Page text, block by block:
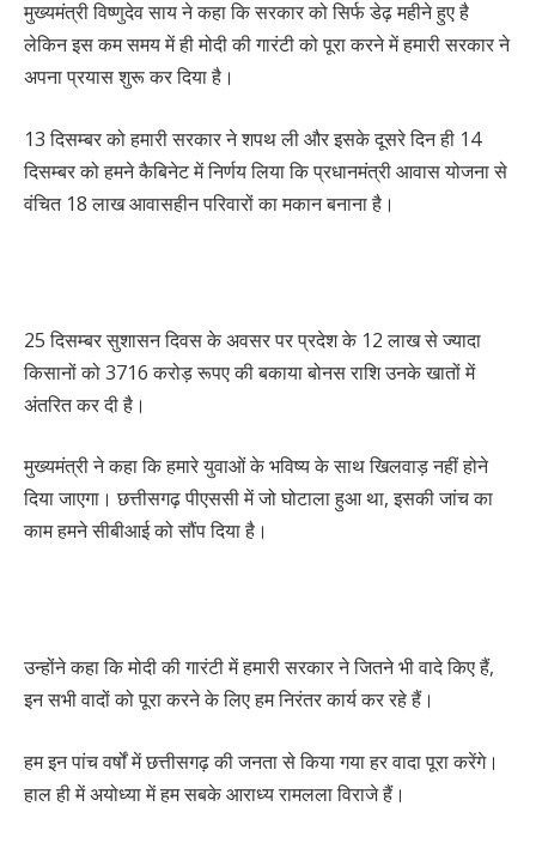
मुख्यमंत्री विष्णुदेव साय ने कहा कि सरकार को सिर्फ डेढ़ महीने हुए है
लेकिन इस कम समय में ही मोदी की गारंटी को पूरा करने में हमारी सरकार ने
अपना प्रयास शुरू कर दिया है।
13 दिसम्बर को हमारी सरकार ने शपथ ली और इसके दूसरे दिन ही 14
दिसम्बर को हमने कैबिनेट में निर्णय लिया कि प्रधानमंत्री आवास योजना से
वंचित 18 लाख आवासहीन परिवारों का मकान बनाना है।
25 दिसम्बर सुशासन दिवस के अवसर पर प्रदेश के 12 लाख से ज्यादा
किसानों को 3716 करोड़ रूपए की बकाया बोनस राशि उनके खातों में
अंतरित कर दी है।
मुख्यमंत्री ने कहा कि हमारे युवाओं के भविष्य के साथ खिलवाड़ नहीं होने
दिया जाएगा। छत्तीसगढ़ पीएससी में जो घोटाला हुआ था, इसकी जांच का
काम हमने सीबीआई को सौंप दिया है।
उन्होंने कहा कि मोदी की गारंटी में हमारी सरकार ने जितने भी वादे किए हैं,
इन सभी वादों को पूरा करने के लिए हम निरंतर कार्य कर रहे हैं।
हम इन पांच वर्षों में छत्तीसगढ़ की जनता से किया गया हर वादा पूरा करेंगे।
हाल ही में अयोध्या में हम सबके आराध्य रामलला विराजे हैं।